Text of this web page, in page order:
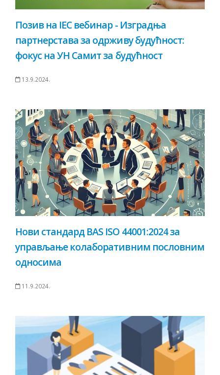
Позив на IEC вебинар - Изградња
партнерстава за одрживу будућност:
фокус на УН Самит за будућност
13.9.2024.
Нови стандард BAS ISO 44001:2024 за
управљање колаборативним пословним
односима
11.9.2024.